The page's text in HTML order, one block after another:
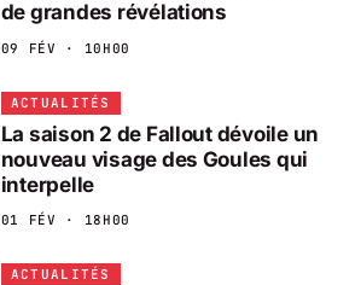
de grandes révélations
09 FÉV · 10H00
ACTUALITÉS
La saison 2 de Fallout dévoile un
nouveau visage des Goules qui
interpelle
01 FÉV · 18H00
ACTUALITÉS